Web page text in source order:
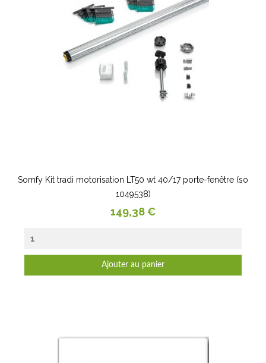
Somfy Kit tradi motorisation LT50 wt 40/17 porte-fenêtre (so
1049538)
Prix
149,38 €
Ajouter au panier